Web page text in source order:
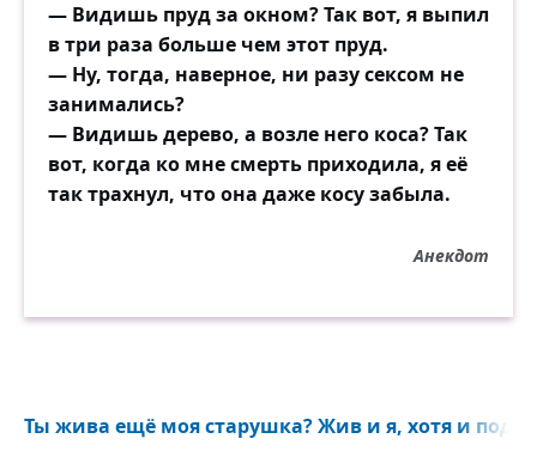
— Видишь пруд за окном? Так вот, я выпил
в три раза больше чем этот пруд.
— Ну, тогда, наверное, ни разу сексом не
занимались?
— Видишь дерево, а возле него коса? Так
вот, когда ко мне смерть приходила, я её
так трахнул, что она даже косу забыла.
Анекдот
Ты жива ещё моя старушка? Жив и я, хотя и